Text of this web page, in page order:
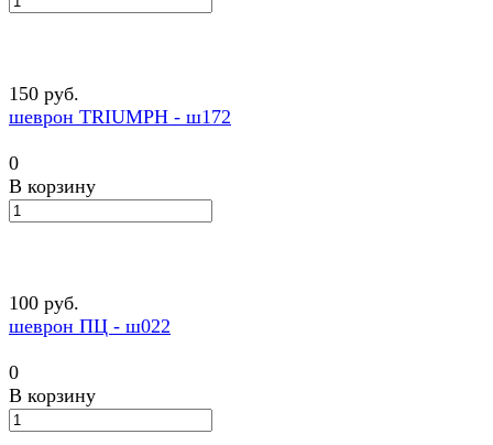
150 руб.
шеврон TRIUMPH - ш172
0
В корзину
100 руб.
шеврон ПЦ - ш022
0
В корзину